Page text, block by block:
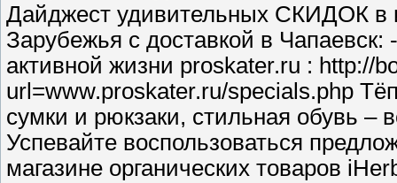
Дайджест удивительных СКИДОК в
Зарубежья с доставкой в Чапаевск:
активной жизни proskater.ru : http://
url=www.proskater.ru/specials.php
сумки и рюкзаки, стильная обувь –
Успевайте воспользоваться
магазине органических товаров